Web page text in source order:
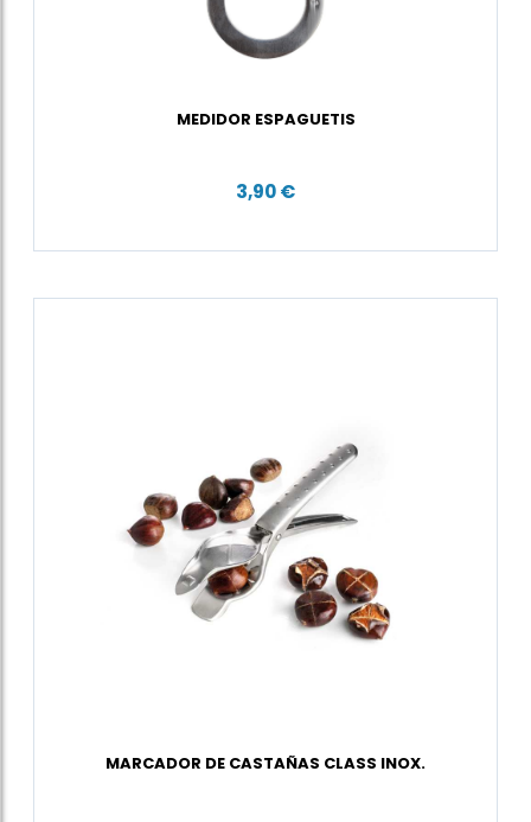
MEDIDOR ESPAGUETIS
3,90 €
MARCADOR DE CASTAÑAS CLASS INOX.